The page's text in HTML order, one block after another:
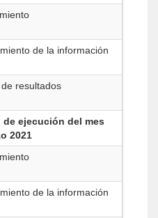
de la información
resultados
de ejecución del mes
2021
de la información